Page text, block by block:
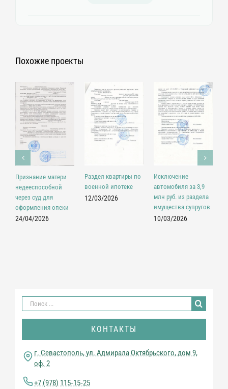
Похожие проекты
Признание матери
недееспособной
через суд для
оформления опеки
24/04/2026
Раздел квартиры по
военной ипотеке
12/03/2026
Исключение
автомобиля за 3,9
млн руб. из раздела
имущества супругов
10/03/2026
Результат
поиска:
КОНТАКТЫ
г. Севастополь, ул. Адмирала Октябрьского, дом 9,
оф. 2
+7 (978) 115‑15‑25